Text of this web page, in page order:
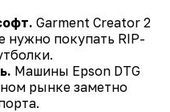
Garment Creator 2
нужно покупать RIP-
Машины Epson DTG
рынке заметно